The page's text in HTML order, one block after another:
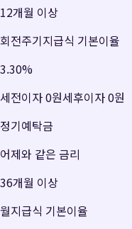
12개월 이상
회전주기지급식 기본이율
3.30%
세전이자0원세후이자0원
정기예탁금
어제와 같은 금리
36개월 이상
월지급식 기본이율